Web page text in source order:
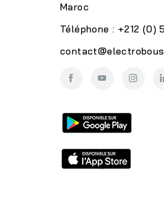
Maroc
Téléphone : +212 (0)